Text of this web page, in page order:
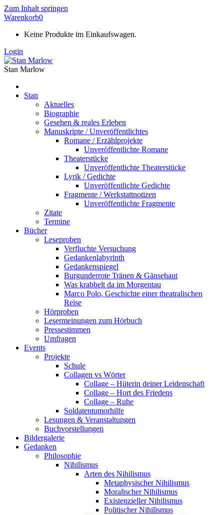
Zum Inhalt springen
Warenkorb0
Keine Produkte im Einkaufswagen.
Login
Stan Marlow
Stan
Aktuelles
Biographie
Gesehen & reales Erleben
Manuskripte / Unveröffentlichtes
Romane / Erzählprojekte
Unveröffentlichte Romane
Theaterstücke
Unveröffentlichte Theaterstücke
Lyrik / Gedichte
Unveröffentlichte Gedichte
Fragmente / Werkstattnotizen
Unveröffentlichte Fragmente
Zitate
Termine
Bücher
Leseproben
Verfluchte Versuchung
Gedankenlabyrinth
Gedankenspiegel
Burgunderrote Tränen & Gänsehaut
Was krabbelt da im Morgentau
Marco Polo, Geschichte einer theatralischen
Reise
Hörproben
Lesermeinungen zum Hörbuch
Pressestimmen
Umfragen
Events
Projekte
Schule
Collagen vs Wörter
Collage – Hüterin deiner Leidenschaft
Collage – Hort des Friedens
Collage – Ruhe
Soldatentumorhilfe
Lesungen & Veranstaltungen
Buchvorstellungen
Bildergalerie
Gedanken
Philosophie
Nihilismus
Arten des Nihilismus
Metaphysischer Nihilismus
Moralischer Nihilismus
Existenzieller Nihilismus
Politischer Nihilismus